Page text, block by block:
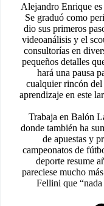
Alejandro Enrique
Se graduó como
dio sus primeros
videoanálisis y el
consultorías en
pequeños detalles
hará una pausa
cualquier rincón
aprendizaje en este
Trabaja en Balón
donde también ha
de apuestas y
campeonatos de
deporte resume
pareciese mucho
Fellini que “nada